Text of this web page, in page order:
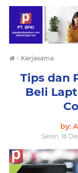
› Kerjasama
Tips dan
Beli
by:
Senin, 16